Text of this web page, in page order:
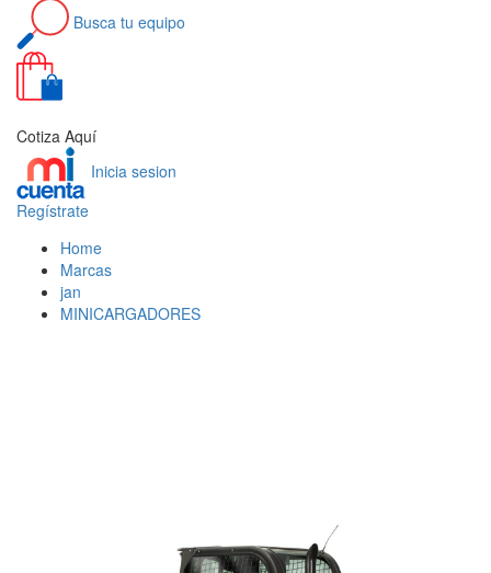
Busca tu equipo
Cotiza Aquí
Inicia sesion
Regístrate
Home
Marcas
jan
MINICARGADORES